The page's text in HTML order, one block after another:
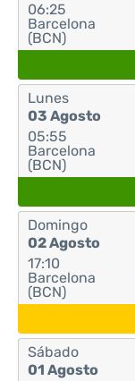
06:25
Barcelona
(BCN)
Lunes
03 Agosto
05:55
Barcelona
(BCN)
Domingo
02 Agosto
17:10
Barcelona
(BCN)
Sábado
01 Agosto